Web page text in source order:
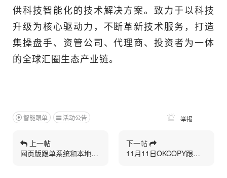
供科技智能化的技术解决方案。致力于以科技
升级为核心驱动力，不断革新技术服务，打造
集操盘手、资管公司、代理商、投资者为一体
的全球汇圈生态产业链。
智能跟单 活动公告 举报
上一帖
网页版跟单系统和本地跟单系统主要优点和缺点
下一帖
11月11日OKCOPY跟单系统升级公告